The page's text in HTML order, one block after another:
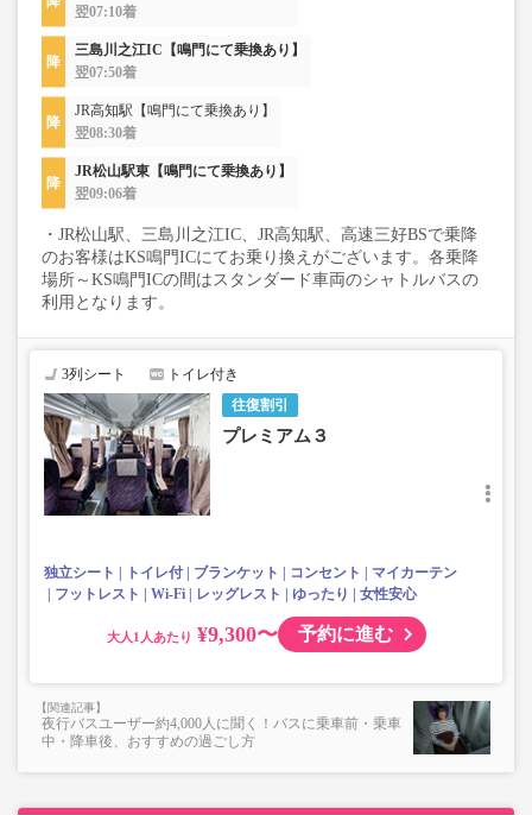
翌07:10着
三島川之江IC【鳴門にて乗換あり】
翌07:50着
JR高知駅【鳴門にて乗換あり】
翌08:30着
JR松山駅東【鳴門にて乗換あり】
翌09:06着
・JR松山駅、三島川之江IC、JR高知駅、高速三好BSで乗降
のお客様はKS鳴門ICにてお乗り換えがございます。各乗降
場所～KS鳴門ICの間はスタンダード車両のシャトルバスの
利用となります。
往復割引
3列シート トイレ付き
プレミアム３
独立シート トイレ付 ブランケット コンセント
マイカーテン
フットレスト
Wi-Fi レッグレスト ゆったり 女性安心
大人 ¥9,300〜 予約に進む
夜行バスユーザー約4,000人に聞く！バスに乗車前・乗車
中・降車後、おすすめの過ごし方